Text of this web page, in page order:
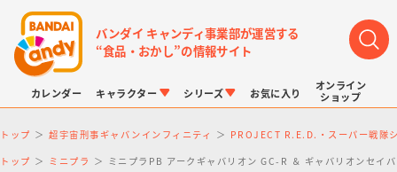
バンダイ キャンディ事業部が運営する
“食品・おかし”の情報サイト
カレンダー キャラクター シリーズ お気に入り
オンライン
ショップ
トップ 超宇宙刑事ギャバンインフィニティ PROJECT R.E.D.・スーパー戦隊
トップ ミニプラ ミニプラPB アークギャバリオン GC-R ＆ ギャバリオンセ